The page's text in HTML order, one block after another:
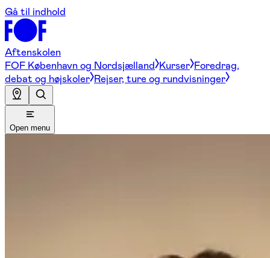
Gå til indhold
Aftenskolen
FOF København og Nordsjælland Kurser Foredrag,
debat og højskoler Rejser, ture og rundvisninger
Open menu